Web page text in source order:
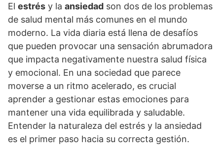
El estrés y la ansiedad son dos de los problemas
de salud mental más comunes en el mundo
moderno. La vida diaria está llena de desafí­os
que pueden provocar una sensación abrumadora
que impacta negativamente nuestra salud fí­sica
y emocional. En una sociedad que parece
moverse a un ritmo acelerado, es crucial
aprender a gestionar estas emociones para
mantener una vida equilibrada y saludable.
Entender la naturaleza del estrés y la ansiedad
es el primer paso hacia su correcta gestión.